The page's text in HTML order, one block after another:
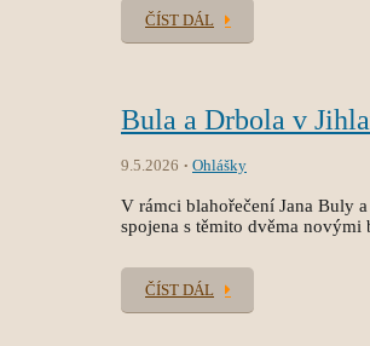
ČÍST DÁL
Bula a Drbola v
9.5.2026 Ohlášky
V rámci blahořečení Jana Buly
spojena s těmito dvěma novými
ČÍST DÁL